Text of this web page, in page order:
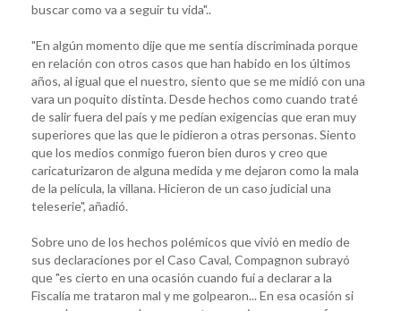
buscar como va a seguir tu vida"..
"En algún momento dije que me sentía discriminada porque
en relación con otros casos que han habido en los últimos
años, al igual que el nuestro, siento que se me midió con una
vara un poquito distinta. Desde hechos como cuando traté
de salir fuera del país y me pedían exigencias que eran muy
superiores que las que le pidieron a otras personas. Siento
que los medios conmigo fueron bien duros y creo que
caricaturizaron de alguna medida y me dejaron como la mala
de la película, la villana. Hicieron de un caso judicial una
teleserie", añadió.
Sobre uno de los hechos polémicos que vivió en medio de
sus declaraciones por el Caso Caval, Compagnon subrayó
que "es cierto en una ocasión cuando fui a declarar a la
Fiscalía me trataron mal y me golpearon... En esa ocasión si